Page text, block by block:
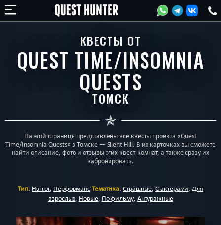
КВЕСТЫ ОТ
QUEST TIME/INSOMNIA
QUESTS
ТОМСК
На этой странице представлены все квесты проекта «Quest
Time/Insomnia Quests» в Томске — Silent Hill. В их карточках вы сможете
найти описание, фото и отзывы этих квест-комнат, а также сразу их
забронировать.
Тип: Horror, ПерформансТематика: Страшные, С актёрами, Для
взрослых, Новые, По фильму, Антуражные